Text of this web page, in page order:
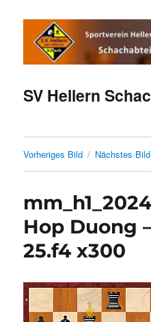
SV Hellern
Vorheriges Bild Nächstes Bild
Hop Duong
25.f4 x300